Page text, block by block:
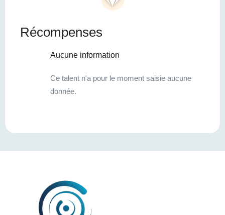
Récompenses
Aucune information
Ce talent n'a pour le moment saisie aucune
donnée.